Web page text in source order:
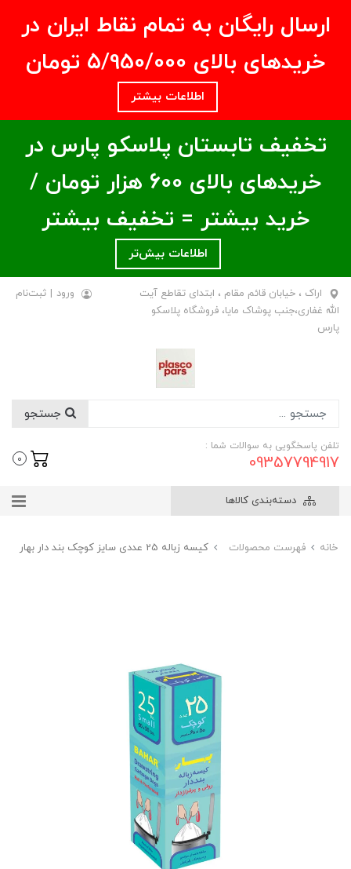
ارسال رایگان به تمام نقاط ایران در
خریدهای بالای ۵/950/000 تومان
اطلاعات بیشتر
تخفیف تابستان پلاسکو پارس در
خریدهای بالای ۶00 هزار تومان /
خرید بیشتر = تخفیف بیشتر
اطلاعات بیش‌تر
اراک ، خیابان قائم مقام ، ابتدای تقاطع آیت
الله غفاری،جنب پوشاک مایا، فروشگاه پلاسکو
پارس
ورود | ثبت‌نام
تلفن پاسخگویی به سوالات شما :
09357794917
0
دسته‌بندی کالاها
خانه فهرست محصولات کیسه زباله 25 عددی سایز کوچک بند دار بهار